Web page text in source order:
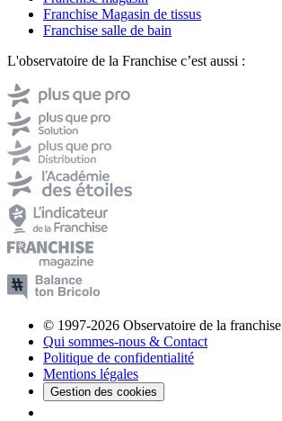
Franchise Magasin de tissus
Franchise salle de bain
L'observatoire de la Franchise c’est aussi :
© 1997-2026 Observatoire de la franchise
Qui sommes-nous & Contact
Politique de confidentialité
Mentions légales
Gestion des cookies